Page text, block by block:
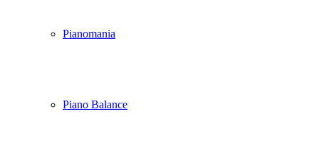
Pianomania
Piano Balance